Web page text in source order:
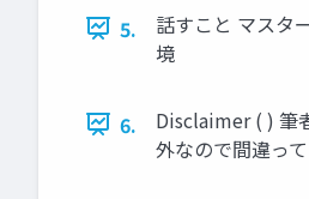
5.
話すこと マスタ
境
6.
Disclaimer ( ) 筆
外なので間違っ